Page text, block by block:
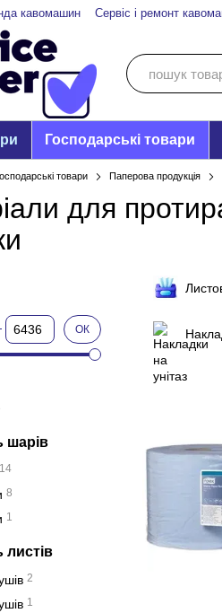
контенту
кавомашин Сервіс і ремонт
Господарські товари
товари Паперова продукція
для
ОК
шарів
14
8
1
листів
2
1